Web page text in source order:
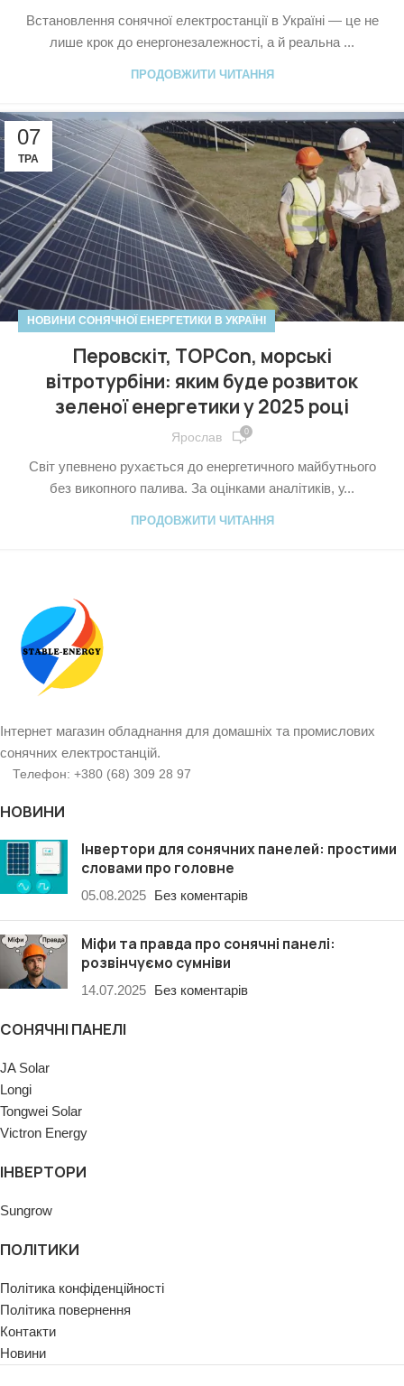
Встановлення сонячної електростанції в Україні — це не
лише крок до енергонезалежності, а й реальна ...
ПРОДОВЖИТИ ЧИТАННЯ
07
ТРА
НОВИНИ СОНЯЧНОЇ ЕНЕРГЕТИКИ В УКРАЇНІ
Перовскіт, TOPCon, морські
вітротурбіни: яким буде розвиток
зеленої енергетики у 2025 році
Ярослав 0
Світ упевнено рухається до енергетичного майбутнього
без викопного палива. За оцінками аналітиків, у...
ПРОДОВЖИТИ ЧИТАННЯ
Інтернет магазин обладнання для домашніх та промислових
сонячних електростанцій.
Телефон: +380 (68) 309 28 97
НОВИНИ
Інвертори для сонячних панелей: простими
словами про головне
05.08.2025 Без коментарів
Міфи та правда про сонячні панелі:
розвінчуємо сумніви
14.07.2025 Без коментарів
СОНЯЧНІ ПАНЕЛІ
JA Solar
Longi
Tongwei Solar
Victron Energy
ІНВЕРТОРИ
Sungrow
ПОЛІТИКИ
Політика конфіденційності
Політика повернення
Контакти
Новини